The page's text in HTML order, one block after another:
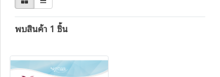
พบสินค้า 1 ชิ้น